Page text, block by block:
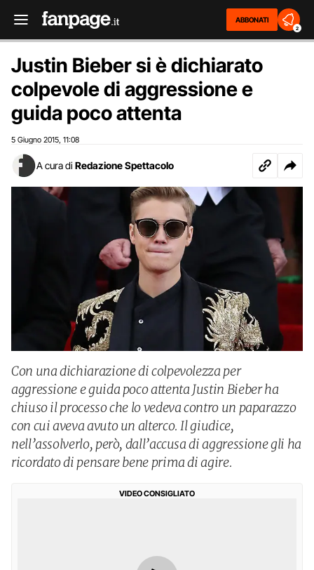
ABBONATI
2
Justin Bieber si è dichiarato
colpevole di aggressione e
guida poco attenta
5 Giugno 2015 11:08
A cura di Redazione Spettacolo
Con una dichiarazione di colpevolezza per
aggressione e guida poco attenta Justin Bieber ha
chiuso il processo che lo vedeva contro un paparazzo
con cui aveva avuto un alterco. Il giudice,
nell’assolverlo, però, dall’accusa di aggressione gli ha
ricordato di pensare bene prima di agire.
VIDEO CONSIGLIATO